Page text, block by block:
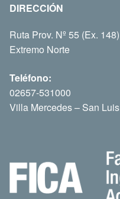
DIRECCIÓN
Ruta Prov. Nº 55 (Ex. 148)
Extremo Norte
Teléfono:
02657-531000
Villa Mercedes – San Luis